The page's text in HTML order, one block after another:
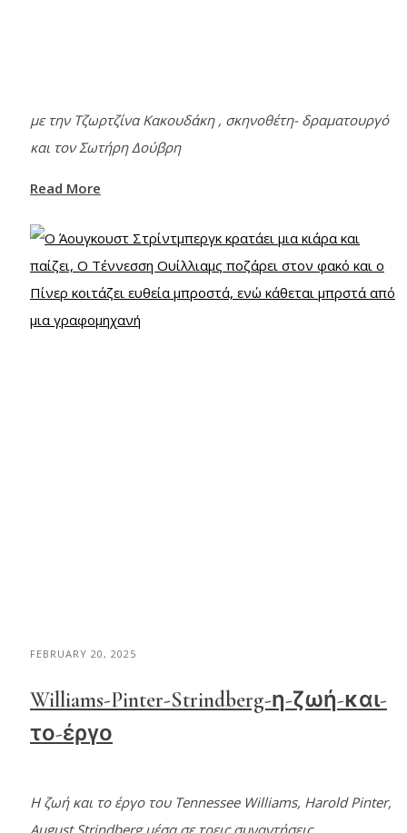
με την Τζωρτζίνα Κακουδάκη , σκηνοθέτη- δραματουργό
και τον Σωτήρη Δούβρη
Read More
FEBRUARY 20, 2025
Williams-Pinter-Strindberg-η-ζωή-και-
το-έργο
Η ζωή και το έργο του Tennessee Williams, Harold Pinter,